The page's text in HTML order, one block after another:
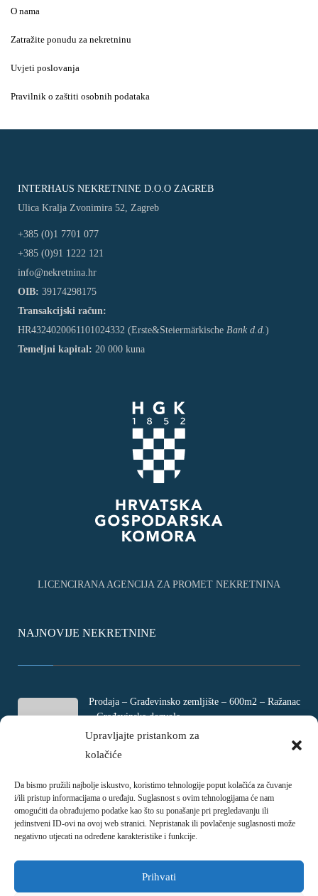
Upravljajte pristankom za
kolačiće
Da bismo pružili najbolje iskustvo, koristimo tehnologije poput kolačića za čuvanje
i/ili pristup informacijama o uređaju. Suglasnost s ovim tehnologijama će nam
omogućiti da obrađujemo podatke kao što su ponašanje pri pregledavanju ili
jedinstveni ID-ovi na ovoj web stranici. Nepristanak ili povlačenje suglasnosti može
negativno utjecati na određene karakteristike i funkcije.
Prihvati
O nama
Zatražite ponudu za nekretninu
Uvjeti poslovanja
Pravilnik o zaštiti osobnih podataka
INTERHAUS NEKRETNINE D.O.O ZAGREB
Ulica Kralja Zvonimira 52, Zagreb
+385 (0)1 7701 077
+385 (0)91 1222 121
info@nekretnina.hr
OIB: 39174298175
Transakcijski račun:
HR4324020061101024332 (Erste&Steiermärkische Bank d.d.)
Temeljni kapital: 20 000 kuna
LICENCIRANA AGENCIJA ZA PROMET NEKRETNINA
NAJNOVIJE NEKRETNINE
Prodaja – Građevinsko zemljište – 600m2 – Ražanac
– Građevinska dozvola
Rtina, Croatia
€ 180.000
Prodaja – Četverosobni stan – Jadranovo –
Crikvenica – 73m2
Ulica Ivani, Jadranovo, Croatia